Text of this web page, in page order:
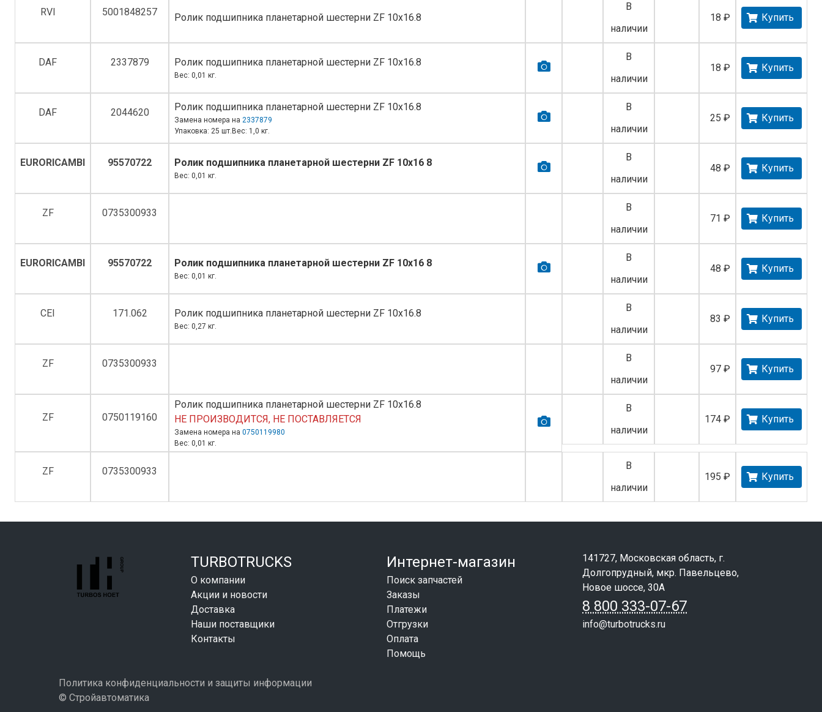
RVI 5001848257 Ролик подшипника планетарной шестерни ZF 10x16.8
В
наличии
18 ₽ Купить
DAF 2337879 Ролик подшипника планетарной шестерни ZF 10x16.8
Вес: 0,01 кг.
В
наличии
18 ₽ Купить
DAF 2044620 Ролик подшипника планетарной шестерни ZF 10x16.8
Замена номера на 2337879
Упаковка: 25 шт.Вес: 1,0 кг.
В
наличии
25 ₽ Купить
EURORICAMBI 95570722 Ролик подшипника планетарной шестерни ZF 10x16 8
Вес: 0,01 кг.
В
наличии
48 ₽ Купить
ZF 0735300933
В
наличии
71 ₽ Купить
EURORICAMBI 95570722 Ролик подшипника планетарной шестерни ZF 10x16 8
Вес: 0,01 кг.
В
наличии
48 ₽ Купить
CEI 171.062 Ролик подшипника планетарной шестерни ZF 10x16.8
Вес: 0,27 кг.
В
наличии
83 ₽ Купить
ZF 0735300933
В
наличии
97 ₽ Купить
ZF 0750119160
Ролик подшипника планетарной шестерни ZF 10x16.8
НЕ ПРОИЗВОДИТСЯ, НЕ ПОСТАВЛЯЕТСЯ
Замена номера на 0750119980
Вес: 0,01 кг.
В
наличии
174 ₽ Купить
ZF 0735300933
В
наличии
195 ₽ Купить
TURBOTRUCKS
О компании
Акции и новости
Доставка
Наши поставщики
Контакты
Интернет-магазин
Поиск запчастей
Заказы
Платежи
Отгрузки
Оплата
Помощь
141727, Московская область, г.
Долгопрудный, мкр. Павельцево,
Новое шоссе, 30А
8 800 333-07-67
info@turbotrucks.ru
Политика конфиденциальности и защиты информации
© Стройавтоматика